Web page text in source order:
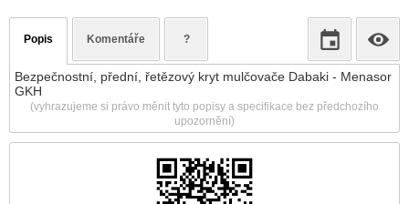
Popis Komentáře ?
Bezpečnostní, přední, řetězový kryt mulčovače Dabaki - Menasor
GKH
(vyhrazujeme si právo měnit tyto popisy a specifikace bez předchozího
upozornění)